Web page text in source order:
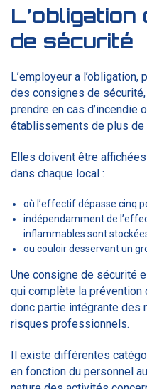
de sécurité
L’employeur a
des consignes de
prendre en cas d’incendie
établissements de plus de
Elles doivent être
dans chaque local :
où l’effectif dépasse cinq
indépendamment de
inflammables sont
ou couloir desservant un
Une consigne de sécurité
qui complète la
donc partie intégrante des
risques professionnels.
Il existe différentes
en fonction du personnel